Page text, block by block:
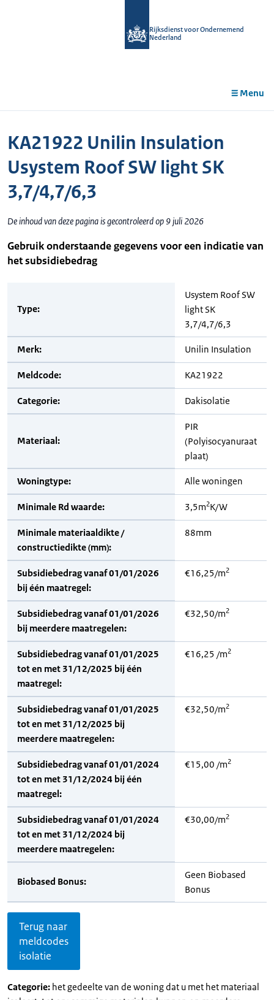
Rijksdienst voor Ondernemend
Nederland
Menu
KA21922 Unilin Insulation
Usystem Roof SW light SK
3,7/4,7/6,3
De inhoud van deze pagina is gecontroleerd op 9 juli 2026
Gebruik onderstaande gegevens voor een indicatie van
het subsidiebedrag
Type:
Usystem Roof SW
light SK
3,7/4,7/6,3
Merk: Unilin Insulation
Meldcode: KA21922
Categorie: Dakisolatie
Materiaal:
PIR
(Polyisocyanuraat
plaat)
Woningtype: Alle woningen
Minimale Rd waarde: 3,5m2K/W
Minimale materiaaldikte /
constructiedikte (mm):
88mm
Subsidiebedrag vanaf 01/01/2026
bij één maatregel:
€16,25/m2
Subsidiebedrag vanaf 01/01/2026
bij meerdere maatregelen:
€32,50/m2
Subsidiebedrag vanaf 01/01/2025
tot en met 31/12/2025 bij één
maatregel:
€16,25 /m2
Subsidiebedrag vanaf 01/01/2025
tot en met 31/12/2025 bij
meerdere maatregelen:
€32,50/m2
Subsidiebedrag vanaf 01/01/2024
tot en met 31/12/2024 bij één
maatregel:
€15,00 /m2
Subsidiebedrag vanaf 01/01/2024
tot en met 31/12/2024 bij
meerdere maatregelen:
€30,00/m2
Biobased Bonus:
Geen Biobased
Bonus
Terug naar
meldcodes
isolatie
Categorie: het gedeelte van de woning dat u met het materiaal